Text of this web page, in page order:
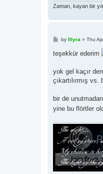
Zaman, kayan bir
P
s
t
by Illyra» Thu
teşekkür ederim
yok gel kaçır
çıkartılırmış
bir de
yine bu flörtler